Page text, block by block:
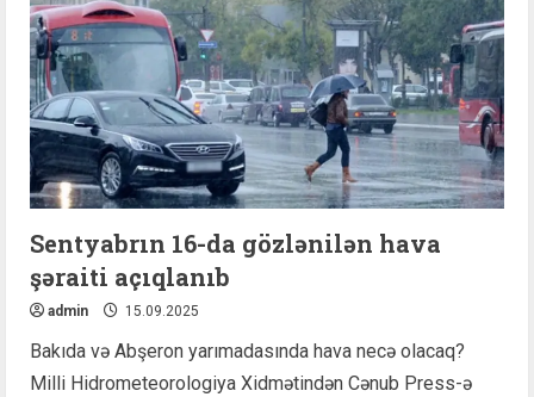
Sentyabrın 16-da gözlənilən hava
şəraiti açıqlanıb
admin 15.09.2025
Bakıda və Abşeron yarımadasında hava necə olacaq?
Milli Hidrometeorologiya Xidmətindən Cənub Press-ə